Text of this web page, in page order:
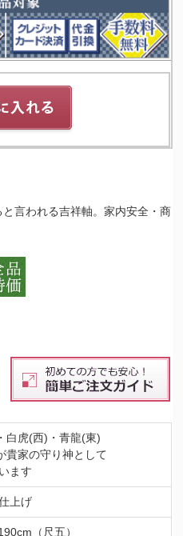
言われる吉祥軸。家内安全・商
白虎(西)・青龍(東)
貴家の守り神として
ます
上げ
（尺五）